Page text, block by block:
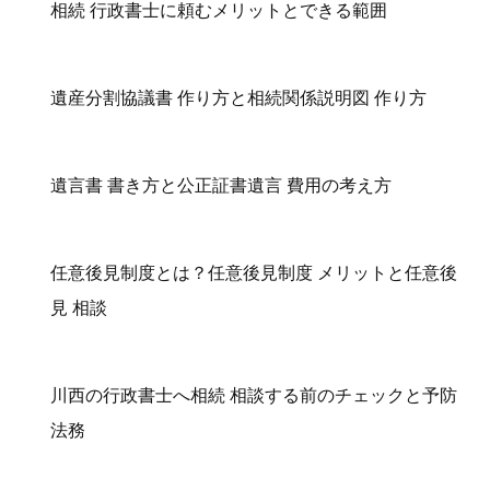
相続 行政書士に頼むメリットとできる範囲
遺産分割協議書 作り方と相続関係説明図 作り方
遺言書 書き方と公正証書遺言 費用の考え方
任意後見制度とは？任意後見制度 メリットと任意後
見 相談
川西の行政書士へ相続 相談する前のチェックと予防
法務